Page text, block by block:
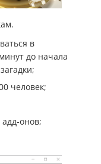
в
до начала
человек;
онов;